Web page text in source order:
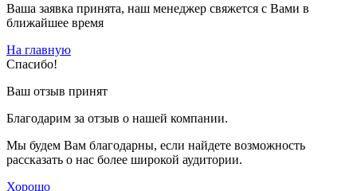
Ваша заявка принята, наш менеджер свяжется с Вами в
ближайшее время
На главную
Спасибо!
Ваш отзыв принят
Благодарим за отзыв о нашей компании.
Мы будем Вам благодарны, если найдете возможность
рассказать о нас более широкой аудитории.
Хорошо